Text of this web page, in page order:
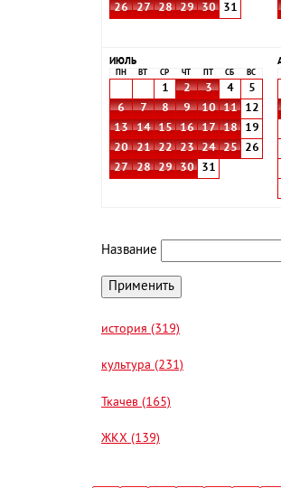
26
27 28 29 30 31
ИЮЛЬ
ПН ВТ СР ЧТ СБ ВС
1 2 3 4
5
6
7 8 9 10 11
12
13
14 15 16 17 18
19
20
21 22 23 24 25
26
27
28 29 30 31
Название
история (319)
культура (231)
Ткачев (165)
ЖКХ (139)